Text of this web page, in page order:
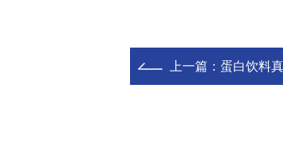
上一篇： 蛋白饮料